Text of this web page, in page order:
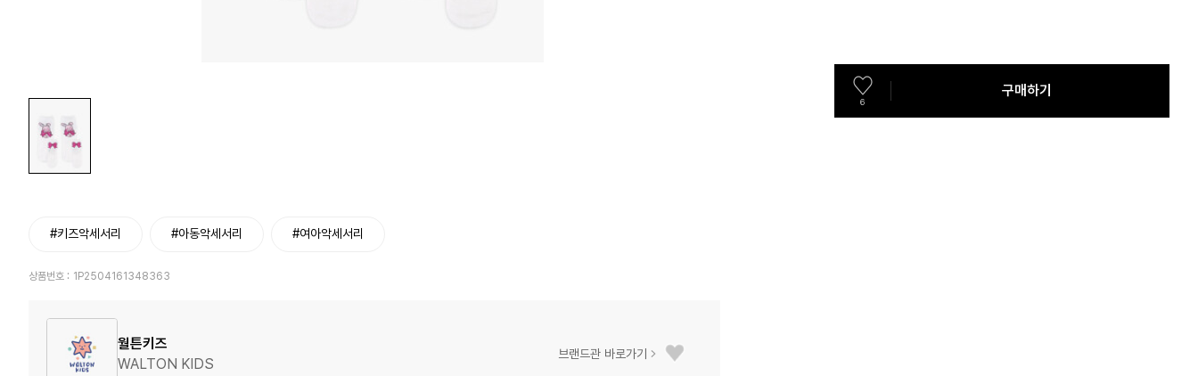
#키즈악세서리 #아동악세서리 #여아악세서리
상품번호 : 1P2504161348363
월튼키즈
WALTON KIDS
브랜드관 바로가기
6
구매하기